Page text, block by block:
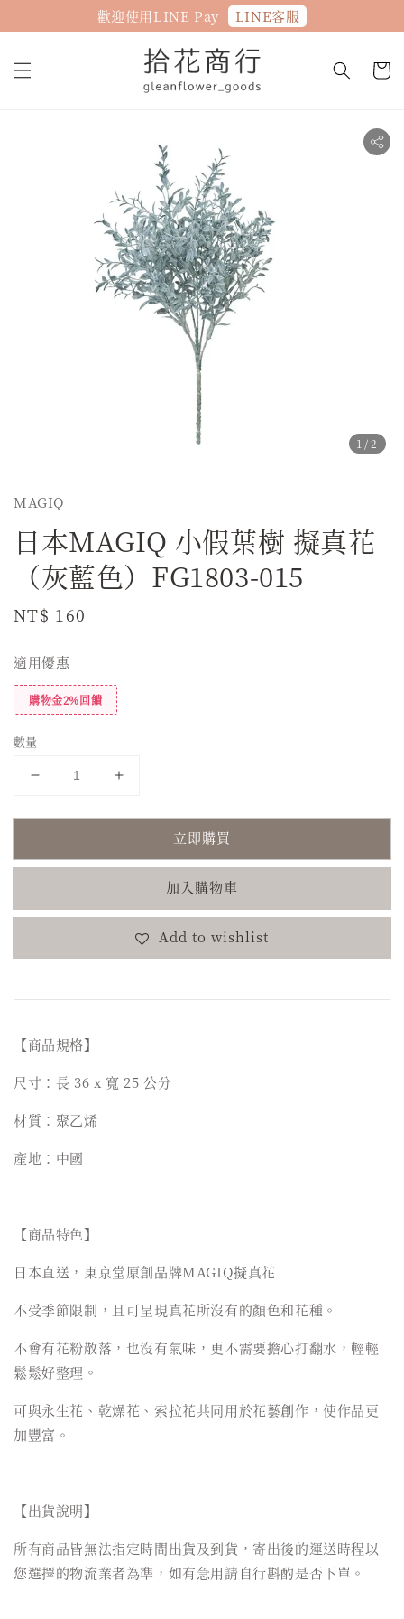
歡迎使用LINE Pay LINE客服
1 /2
MAGIQ
日本MAGIQ 小假葉樹 擬真花
（灰藍色）FG1803-015
Regular
NT$ 160
適用優惠
購物金2%回饋
數量
立即購買
加入購物車
Add to wishlist
【商品規格】
尺寸：長 36 x 寬 25 公分
材質：聚乙烯
產地：中國
【商品特色】
日本直送，東京堂原創品牌MAGIQ擬真花
不受季節限制，且可呈現真花所沒有的顏色和花種。
不會有花粉散落，也沒有氣味，更不需要擔心打翻水，輕輕
鬆鬆好整理。
可與永生花、乾燥花、索拉花共同用於花藝創作，使作品更
加豐富。
【出貨說明】
所有商品皆無法指定時間出貨及到貨，寄出後的運送時程以
您選擇的物流業者為準，如有急用請自行斟酌是否下單。